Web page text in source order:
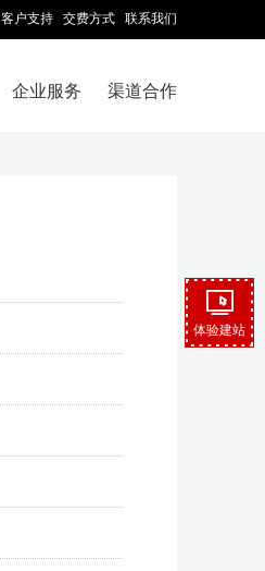
客户支持 交费方式 联系我们
企业服务 渠道合作
体验建站